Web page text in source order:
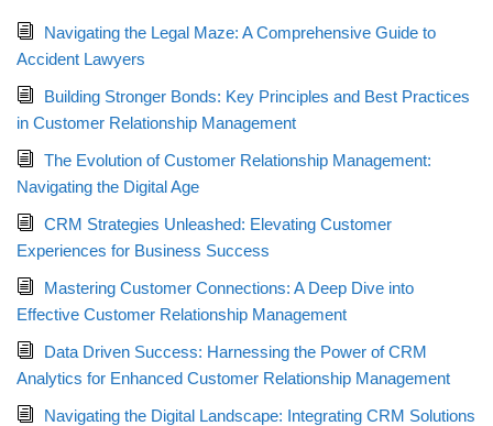
Navigating the Legal Maze: A Comprehensive Guide to
Accident Lawyers
Building Stronger Bonds: Key Principles and Best Practices
in Customer Relationship Management
The Evolution of Customer Relationship Management:
Navigating the Digital Age
CRM Strategies Unleashed: Elevating Customer
Experiences for Business Success
Mastering Customer Connections: A Deep Dive into
Effective Customer Relationship Management
Data Driven Success: Harnessing the Power of CRM
Analytics for Enhanced Customer Relationship Management
Navigating the Digital Landscape: Integrating CRM Solutions